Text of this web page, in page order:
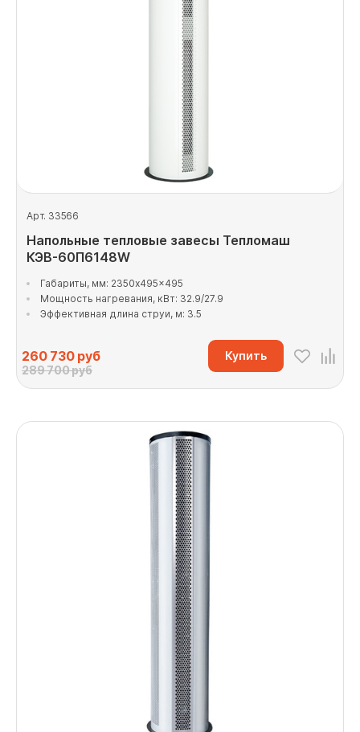
Арт. 33566
Напольные тепловые завесы Тепломаш
КЭВ-60П6148W
Габариты, мм: 2350x495x495
Мощность нагревания, кВт: 32.9/27.9
Эффективная длина струи, м: 3.5
260 730руб
289 700 руб
Купить